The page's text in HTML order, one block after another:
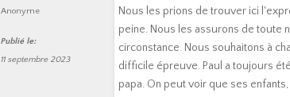
Anonyme
Publié le:
11 septembre 2023
Nous les prions de trouver ici
peine. Nous les assurons de toute
circonstance. Nous souhaitons à
difficile épreuve. Paul a toujours
papa. On peut voir que ses